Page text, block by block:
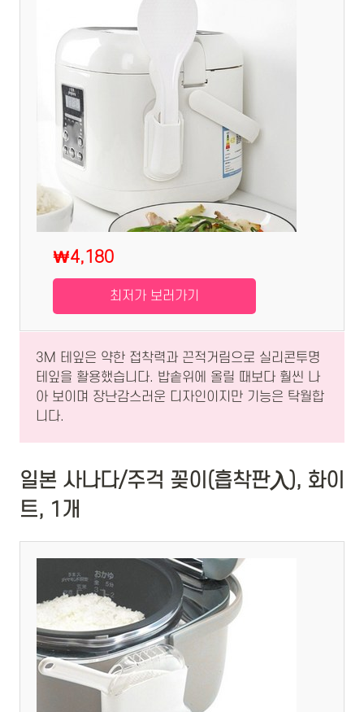
₩4,180
최저가 보러가기
3M 테잎은 약한 접착력과 끈적거림으로 실리콘투명
테잎을 활용했습니다. 밥솥위에 올릴 때보다 훨씬 나
아 보이며 장난감스러운 디자인이지만 기능은 탁월합
니다.
일본 사나다/주걱 꽂이(흡착판入), 화이
트, 1개